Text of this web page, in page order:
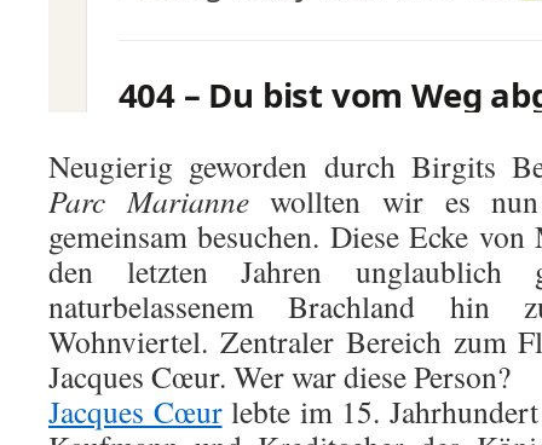
Neugierig geworden durch Birgits
Parc Mariannewollten wir es nun
gemeinsam besuchen. Diese Ecke
den letzten Jahren unglaublich
naturbelassenem Brachland hin
Wohnviertel. Zentraler Bereich zum
Jacques Cœur. Wer war diese Person?
Jacques Cœurlebte im 15.